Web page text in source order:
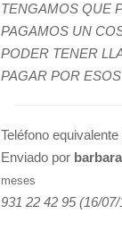
TENGAMOS QUE
PAGAMOS UN
PODER TENER
PAGAR POR
Teléfono equivalente
Enviado por barbara
meses
931 22 42 95 (16/